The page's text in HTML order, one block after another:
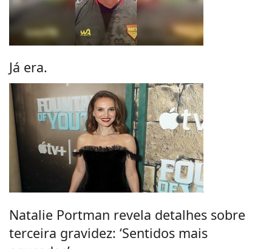
Já era.
Natalie Portman revela detalhes sobre
terceira gravidez: ‘Sentidos mais